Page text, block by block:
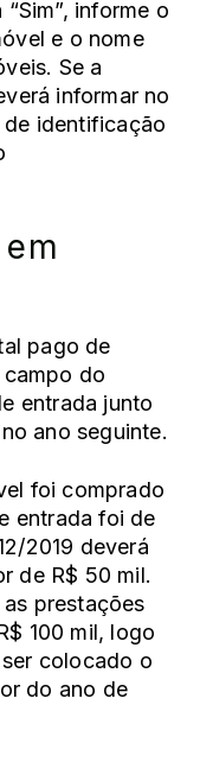
informe o
e o nome
Se a
informar no
de identificação
pago de
do
entrada junto
ano seguinte.
foi comprado
entrada foi de
2019 deverá
de R$ 50 mil.
prestações
100 mil, logo
colocado o
do ano de